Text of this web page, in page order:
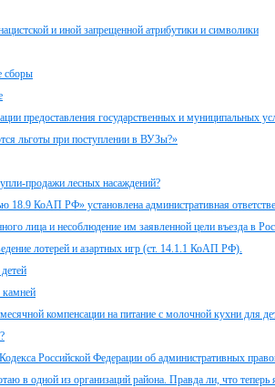
и иной запрещенной атрибутики и символики
сборы
предоставления государственных и муниципальных
льготы при поступлении в ВУЗы?»
продажи лесных насаждений?
КоАП РФ» установлена административная
лица и несоблюдение им заявленной цели въезда в
лотерей и азартных игр (ст. 14.1.1 КоАП РФ).
камней
компенсации на питание с молочной кухни для
Российской Федерации об административных
в одной из организаций района. Правда ли, что теперь